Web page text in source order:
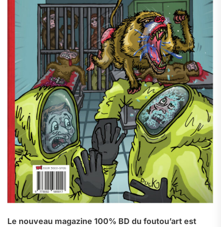
Le nouveau magazine 100% BD du foutou’art est